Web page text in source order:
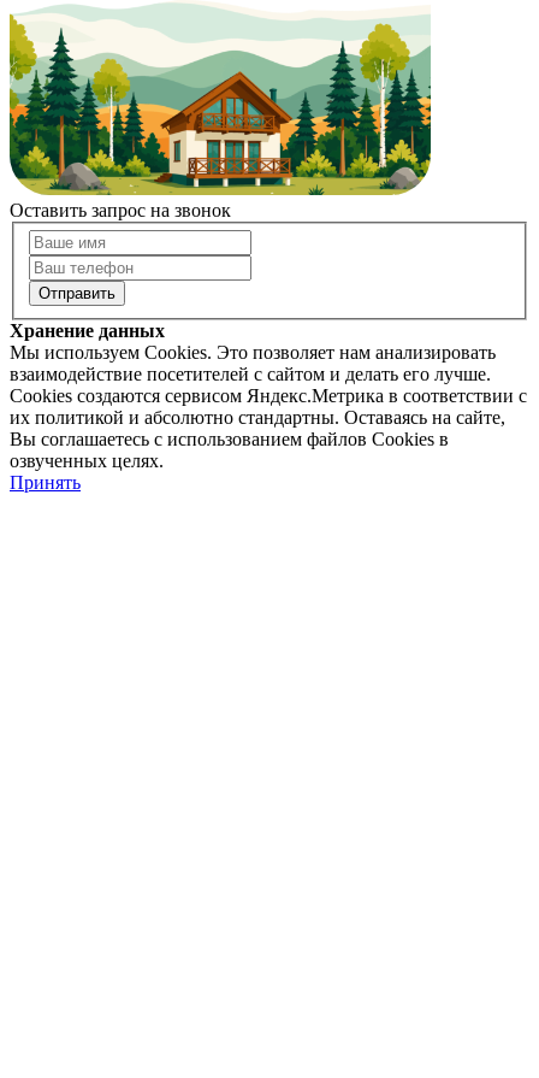
Оставить запрос на звонок
Хранение данных
Мы используем Cookies. Это позволяет нам анализировать
взаимодействие посетителей с сайтом и делать его лучше.
Cookies создаются сервисом Яндекс.Метрика в соответствии с
их политикой и абсолютно стандартны. Оставаясь на сайте,
Вы соглашаетесь с использованием файлов Cookies в
озвученных целях.
Принять